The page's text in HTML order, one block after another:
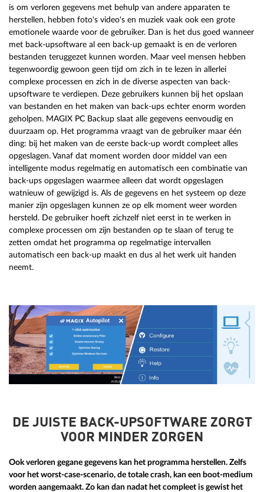
is om verloren gegevens met behulp van andere apparaten te
herstellen, hebben foto's video's en muziek vaak ook een grote
emotionele waarde voor de gebruiker. Dan is het dus goed wanneer
met back-upsoftware al een back-up gemaakt is en de verloren
bestanden teruggezet kunnen worden. Maar veel mensen hebben
tegenwoordig gewoon geen tijd om zich in te lezen in allerlei
complexe processen en zich in de diverse aspecten van back-
upsoftware te verdiepen. Deze gebruikers kunnen bij het opslaan
van bestanden en het maken van back-ups echter enorm worden
geholpen. MAGIX PC Backup slaat alle gegevens eenvoudig en
duurzaam op. Het programma vraagt van de gebruiker maar één
ding: bij het maken van de eerste back-up wordt compleet alles
opgeslagen. Vanaf dat moment worden door middel van een
intelligente modus regelmatig en automatisch een combinatie van
back-ups opgeslagen waarmee alleen dat wordt opgeslagen
watnieuw of gewijzigd is. Als de gegevens en het systeem op deze
manier zijn opgeslagen kunnen ze op elk moment weer worden
hersteld. De gebruiker hoeft zichzelf niet eerst in te werken in
complexe processen om zijn bestanden op te slaan of terug te
zetten omdat het programma op regelmatige intervallen
automatisch een back-up maakt en dus al het werk uit handen
neemt.
DE JUISTE BACK-UPSOFTWARE ZORGT
VOOR MINDER ZORGEN
Ook verloren gegane gegevens kan het programma herstellen. Zelfs
voor het worst-case-scenario, de totale crash, kan een boot-medium
worden aangemaakt. Zo kan dan nadat het compleet is gewist het